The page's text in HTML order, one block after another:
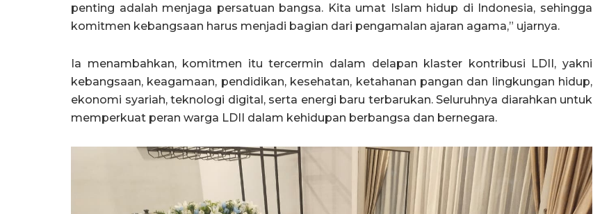
penting adalah menjaga persatuan bangsa. Kita umat Islam hidup di Indonesia, sehingga
komitmen kebangsaan harus menjadi bagian dari pengamalan ajaran agama,” ujarnya.
Ia menambahkan, komitmen itu tercermin dalam delapan klaster kontribusi LDII, yakni
kebangsaan, keagamaan, pendidikan, kesehatan, ketahanan pangan dan lingkungan hidup,
ekonomi syariah, teknologi digital, serta energi baru terbarukan. Seluruhnya diarahkan untuk
memperkuat peran warga LDII dalam kehidupan berbangsa dan bernegara.